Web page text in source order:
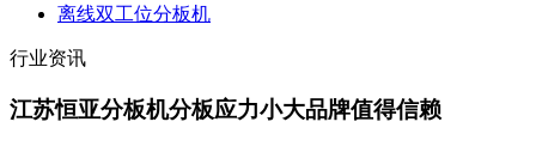
离线双工位分板机
行业资讯
江苏恒亚分板机分板应力小大品牌值得信赖